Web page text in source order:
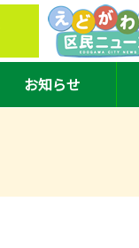
お知らせ